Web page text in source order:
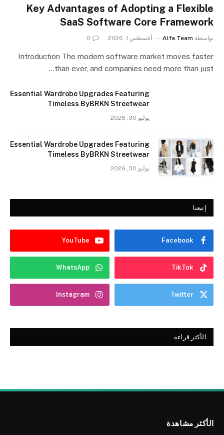
Key Advantages of Adopting a Flexible
SaaS Software Core Framework
بواسطة Alfa Team أغسطس 1, 2026 0
Introduction The modern software market moves faster
than ever, and companies need more than just…
Essential Wardrobe Upgrades Featuring
Timeless ByBRKN Streetwear
يوليو 30, 2026
Essential Wardrobe Upgrades Featuring
Timeless ByBRKN Streetwear
يوليو 30, 2026
إتبعنا
Facebook
YouTube
TikTok
WhatsApp
Twitter
Instagram
الأكثر قراءة
الأكثر مشاهدة